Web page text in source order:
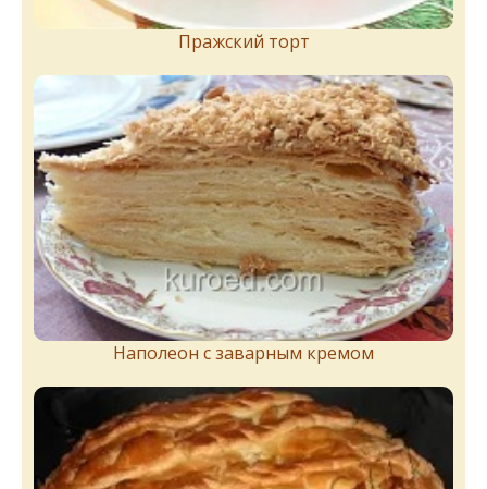
Пражский торт
Наполеон с заварным кремом